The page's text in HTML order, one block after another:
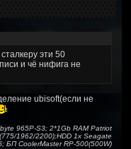
эти 50
и чё нифига не
ubisoft(если не
965P-S3; 2*1Gb RAM Patriot
1962/2200);HDD 1x Seagate
БП CoolerMaster RP-500(500W)